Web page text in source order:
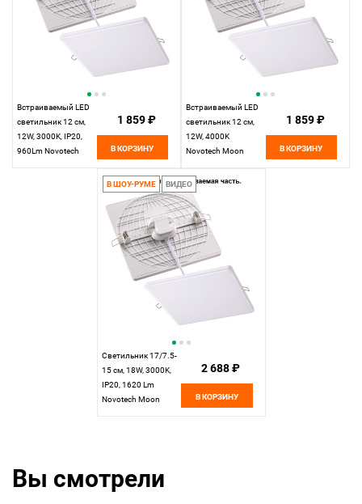
Встраиваемый LED
светильник 12 см,
12W, 3000K, IP20,
960Lm Novotech
1 859 ₽
В КОРЗИНУ
Встраиваемый LED
светильник 12 см,
12W, 4000K
Novotech Moon
вр 7,5-10 см
1 859 ₽
В КОРЗИНУ
В ШОУ-РУМЕ ВИДЕО
Светильник 17/7.5-
15 см, 18W, 3000K,
IP20, 1620 Lm
Novotech Moon
2 688 ₽
В КОРЗИНУ
Вы смотрели